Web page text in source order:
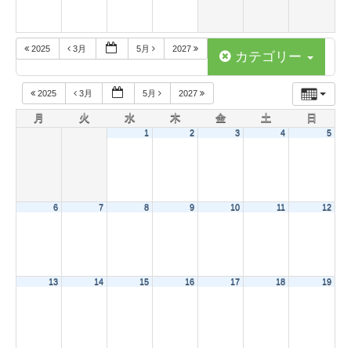
2025 3月 5月 2027
カテゴリー
2025 3月 5月 2027
月 火 水 木 金 土 日
1 2 3 4 5
6 7 8 9 10 11 12
13 14 15 16 17 18 19